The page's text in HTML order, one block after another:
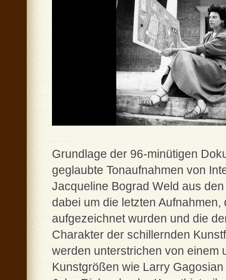
Grundlage der 96-minütigen
geglaubte Tonaufnahmen von
Jacqueline Bograd Weld aus
dabei um die letzten
aufgezeichnet wurden und die
Charakter der schillernden
werden unterstrichen von einem
Kunstgrößen wie Larry